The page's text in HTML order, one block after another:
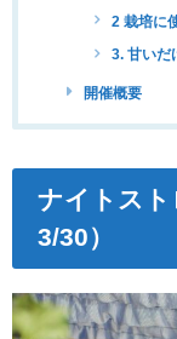
2 栽培に
3. 甘いだ
開催概要
ナイトスト
3/30）